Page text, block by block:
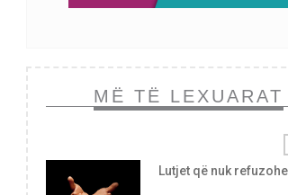
MË TË LEXUARAT
Lutjet që nuk